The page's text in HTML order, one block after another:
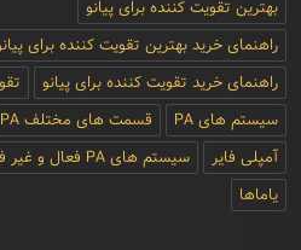
بهترین تقویت کننده برای پیانو
راهنمای خرید بهترین تقویت کننده برای
راهنمای خرید تقویت کننده برای پیانو
سیستم های PA
قسمت های مختلف PA
آمپلی فایر
سیستم های PA فعال و غیر فعال
یاماها